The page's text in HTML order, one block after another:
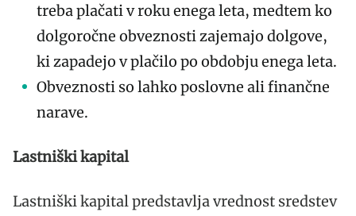
treba plačati v roku enega leta, medtem ko
dolgoročne obveznosti zajemajo dolgove,
ki zapadejo v plačilo po obdobju enega leta.
Obveznosti so lahko poslovne ali finančne
narave.
Lastniški kapital
Lastniški kapital predstavlja vrednost sredstev